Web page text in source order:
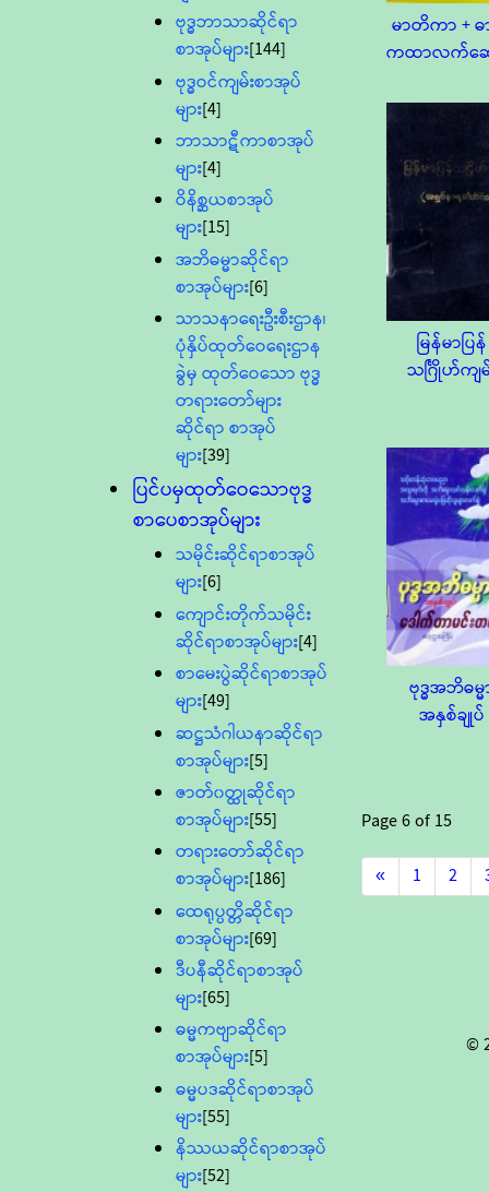
ဗုဒ္ဓဘာသာဆိုင်ရာ
စာအုပ်များ[144]
ဗုဒ္ဓဝင်ကျမ်းစာအုပ်
များ[4]
ဘာသာဋီကာစာအုပ်
များ[4]
ဝိနိစ္ဆယစာအုပ်
များ[15]
အဘိဓမ္မာဆိုင်ရာ
စာအုပ်များ[6]
သာသနာရေးဦးစီးဌာန၊
ပုံနှိပ်ထုတ်ဝေရေးဌာန
ခွဲမှ ထုတ်ဝေသော ဗုဒ္ဓ
တရားတော်များ
ဆိုင်ရာ စာအုပ်
များ[39]
ပြင်ပမှထုတ်ဝေသောဗုဒ္ဓ
စာပေစာအုပ်များ
သမိုင်းဆိုင်ရာစာအုပ်
များ[6]
ကျောင်းတိုက်သမိုင်း
ဆိုင်ရာစာအုပ်များ[4]
စာမေးပွဲဆိုင်ရာစာအုပ်
များ[49]
ဆဋ္ဌသံဂါယနာဆိုင်ရာ
စာအုပ်များ[5]
ဇာတ်၀တ္ထုဆိုင်ရာ
စာအုပ်များ[55]
တရားတော်ဆိုင်ရာ
စာအုပ်များ[186]
ထေရုပ္ပတ္တိဆိုင်ရာ
စာအုပ်များ[69]
ဒီပနီဆိုင်ရာစာအုပ်
များ[65]
ဓမ္မကဗျာဆိုင်ရာ
စာအုပ်များ[5]
ဓမ္မပဒဆိုင်ရာစာအုပ်
များ[55]
နိဿယဆိုင်ရာစာအုပ်
များ[52]
မာတိကာ +
ကထာလက်ဆ
မြန်မာပြန်
သင်္ဂြိုဟ်ကျ
ဗုဒ္ဓအဘိဓမ္
အနှစ်ချုပ်
Page6of15
«
1 2
©